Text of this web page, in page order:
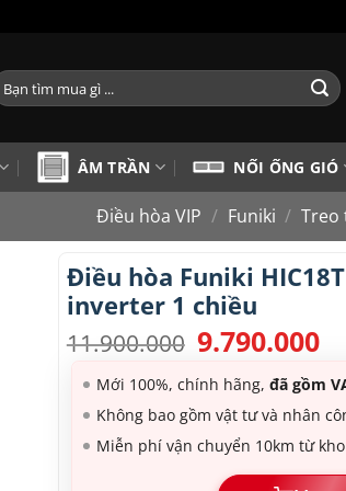
ÂM TRẦN NỐI ỐNG GIÓ
Điều hòa VIP / Funiki / Treo
Điều hòa Funiki
inverter 1 chiều
11.900.000 Giá
gốc
là:
11.900.000.
9.790.000
tại
là:
Mới 100%, chính hãng,đã gồm
Không bao gồm vật tư và nhân
Miễn phí vận chuyển 10km từ kho